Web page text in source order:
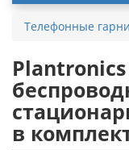
Телефонные
Plantronics
в